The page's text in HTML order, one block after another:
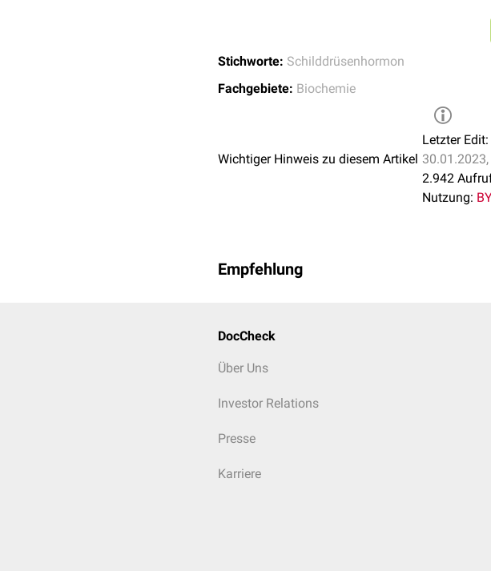
Stichworte: Schilddrüsenhormon
Fachgebiete: Biochemie
Wichtiger Hinweis zu diesem Artikel
Letzter Edit:
2.942
Nutzung:
Empfehlung
DocCheck
Über Uns
Investor Relations
Presse
Karriere